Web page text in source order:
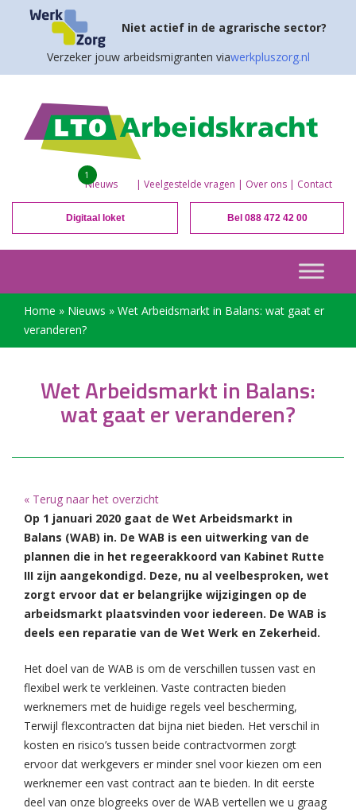
Niet actief in de agrarische sector?
Verzeker jouw arbeidsmigranten viawerkpluszorg.nl
Nieuws
1
| Veelgestelde vragen | Over ons | Contact
Digitaal loket Bel 088 472 42 00
Home » Nieuws » Wet Arbeidsmarkt in Balans: wat gaat er
veranderen?
Wet Arbeidsmarkt in Balans:
wat gaat er veranderen?
« Terug naar het overzicht
Op 1 januari 2020 gaat de Wet Arbeidsmarkt in
Balans (WAB) in. De WAB is een uitwerking van de
plannen die in het regeerakkoord van Kabinet Rutte
III zijn aangekondigd. Deze, nu al veelbesproken, wet
zorgt ervoor dat er belangrijke wijzigingen op de
arbeidsmarkt plaatsvinden voor iedereen. De WAB is
deels een reparatie van de Wet Werk en Zekerheid.
Het doel van de WAB is om de verschillen tussen vast en
flexibel werk te verkleinen. Vaste contracten bieden
werknemers met de huidige regels veel bescherming,
Terwijl flexcontracten dat bijna niet bieden. Het verschil in
kosten en risico’s tussen beide contractvormen zorgt
ervoor dat werkgevers er minder snel voor kiezen om een
werknemer een vast contract aan te bieden. In dit eerste
deel van onze blogreeks over de WAB vertellen we u graag